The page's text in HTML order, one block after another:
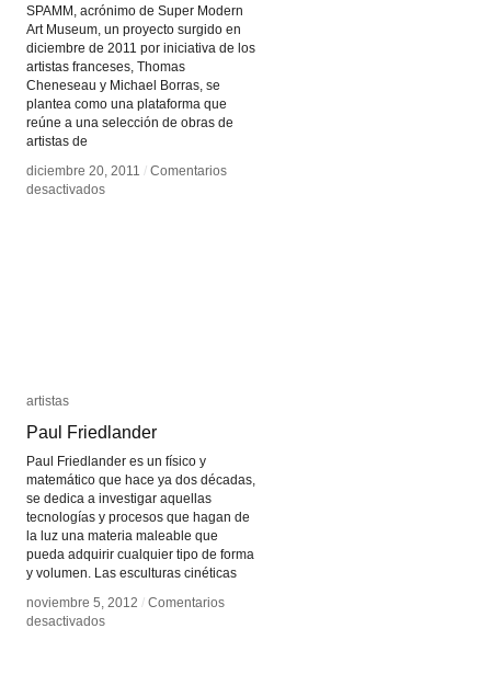
SPAMM, acrónimo de Super Modern
Art Museum, un proyecto surgido en
diciembre de 2011 por iniciativa de los
artistas franceses, Thomas
Cheneseau y Michael Borras, se
plantea como una plataforma que
reúne a una selección de obras de
artistas de
diciembre 20, 2011 / Comentarios
desactivadosen
diciembre 20, 2011 / Comentarios
desactivadosen
artistas
Paul Friedlander
Paul Friedlander es un físico y
matemático que hace ya dos décadas,
se dedica a investigar aquellas
tecnologías y procesos que hagan de
la luz una materia maleable que
pueda adquirir cualquier tipo de forma
y volumen. Las esculturas cinéticas
noviembre 5, 2012 / Comentarios
desactivadosen
artistas
Paul Friedlander
noviembre 5, 2012 / Comentarios
desactivadosen